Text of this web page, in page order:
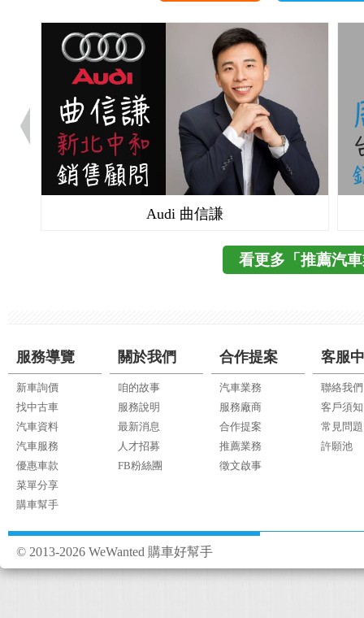
Audi 曲信謙
看更多「推薦汽
服務導覽
新車詢價
找中古車
汽車資料
汽車服務
優惠車款
菜單分享
購車幫手
關於我們
咱的故事
服務說明
最新消息
人才招募
FB粉絲團
合作提案
汽車業務
服務廠商
合作提案
推薦業務
徵文啟事
客服
聯絡我們
客戶須知
常見問題
許願池
© 2013-2026 WeWanted 購車好幫手